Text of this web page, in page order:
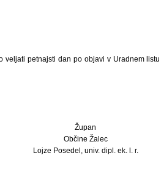
veljati petnajsti dan po objavi v Uradnem listu
Župan
Občine Žalec
Lojze Posedel, univ. dipl. ek. l. r.